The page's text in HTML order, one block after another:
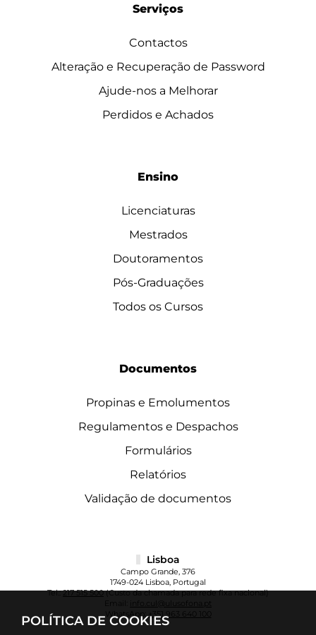
POLÍTICA DE COOKIES
Serviços
Contactos
Alteração e Recuperação de Password
Ajude-nos a Melhorar
Perdidos e Achados
Ensino
Licenciaturas
Mestrados
Doutoramentos
Pós-Graduações
Todos os Cursos
Documentos
Propinas e Emolumentos
Regulamentos e Despachos
Formulários
Relatórios
Validação de documentos
Lisboa
Campo Grande, 376
1749-024 Lisboa, Portugal
Tel.:217 515 500(Custo da chamada para rede fixa nacional)
info.cul@ulusofona.pt
WhatsApp:+351 963 640 100